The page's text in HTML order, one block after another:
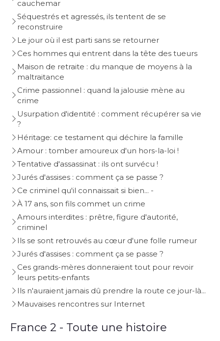
cauchemar
Séquestrés et agressés, ils tentent de se
reconstruire
Le jour où il est parti sans se retourner
Ces hommes qui entrent dans la tête des tueurs
Maison de retraite : du manque de moyens à la
maltraitance
Crime passionnel : quand la jalousie mène au
crime
Usurpation d'identité : comment récupérer sa vie
?
Héritage: ce testament qui déchire la famille
Amour : tomber amoureux d'un hors-la-loi !
Tentative d'assassinat : ils ont survécu !
Jurés d'assises : comment ça se passe ?
Ce criminel qu'il connaissait si bien... -
À 17 ans, son fils commet un crime
Amours interdites : prêtre, figure d'autorité,
criminel
Ils se sont retrouvés au cœur d'une folle rumeur
Jurés d'assises : comment ça se passe ?
Ces grands-mères donneraient tout pour revoir
leurs petits-enfants
Ils n'auraient jamais dû prendre la route ce jour-là...
Mauvaises rencontres sur Internet
France 2 - Toute une histoire